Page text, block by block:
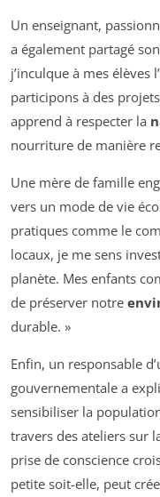
Un enseignant,
a également partagé
j’inculque à mes élèves
participons à des
apprend à respecter la
nourriture de manière
Une mère de famille
vers un mode de vie
pratiques comme le
locaux, je me sens
planète. Mes enfants
de préserver notre
durable. »
Enfin, un responsable
gouvernementale a
sensibiliser la
travers des ateliers sur
prise de conscience
petite soit-elle, peut